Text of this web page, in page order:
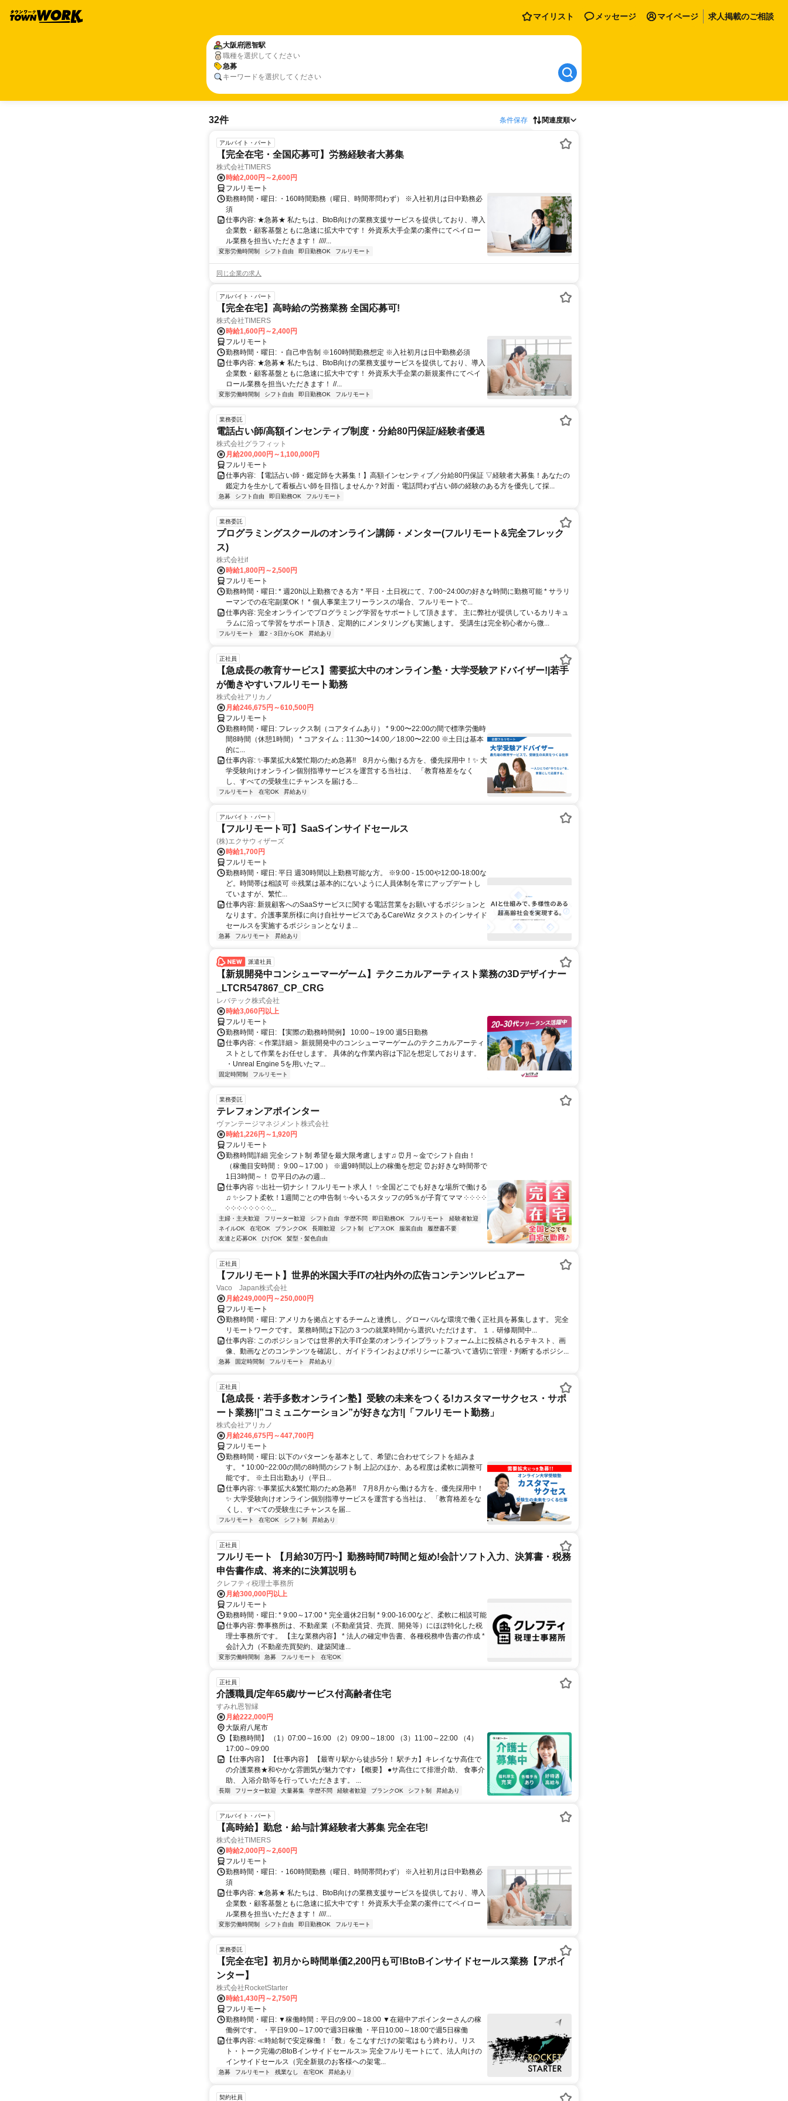
マイリスト メッセージ マイページ 求人掲載のご相談
大阪府恩智駅
職種を選択してください
急募
キーワードを選択してください
32件 条件保存 関連度順
アルバイト・パート
【完全在宅・全国応募可】労務経験者大募集
株式会社TIMERS
時給2,000円～2,600円
フルリモート
勤務時間・曜日: ・160時間勤務（曜日、時間帯問わず） ※入社初月は日中勤務必
須
仕事内容: ★急募★ 私たちは、BtoB向けの業務支援サービスを提供しており、導入
企業数・顧客基盤ともに急速に拡大中です！ 外資系大手企業の案件にてペイロー
ル業務を担当いただきます！ ////...
変形労働時間制 シフト自由 即日勤務OK フルリモート
同じ企業の求人
アルバイト・パート
【完全在宅】高時給の労務業務 全国応募可!
株式会社TIMERS
時給1,600円～2,400円
フルリモート
勤務時間・曜日: ・自己申告制 ※160時間勤務想定 ※入社初月は日中勤務必須
仕事内容: ★急募★ 私たちは、BtoB向けの業務支援サービスを提供しており、導入
企業数・顧客基盤ともに急速に拡大中です！ 外資系大手企業の新規案件にてペイ
ロール業務を担当いただきます！ //...
変形労働時間制 シフト自由 即日勤務OK フルリモート
業務委託
電話占い師/高額インセンティブ制度・分給80円保証/経験者優遇
株式会社グラフィット
月給200,000円～1,100,000円
フルリモート
仕事内容: 【電話占い師・鑑定師を大募集！】高額インセンティブ／分給80円保証 ▽経験者大募集！あなたの
鑑定力を生かして看板占い師を目指しませんか？対面・電話問わず占い師の経験のある方を優先して採...
急募 シフト自由 即日勤務OK フルリモート
業務委託
プログラミングスクールのオンライン講師・メンター(フルリモート&完全フレック
ス)
株式会社if
時給1,800円～2,500円
フルリモート
勤務時間・曜日: * 週20h以上勤務できる方 * 平日・土日祝にて、7:00~24:00の好きな時間に勤務可能 * サラリ
ーマンでの在宅副業OK！ * 個人事業主フリーランスの場合、フルリモートで...
仕事内容: 完全オンラインでプログラミング学習をサポートして頂きます。 主に弊社が提供しているカリキュ
ラムに沿って学習をサポート頂き、定期的にメンタリングも実施します。 受講生は完全初心者から微...
フルリモート 週2・3日からOK 昇給あり
正社員
【急成長の教育サービス】需要拡大中のオンライン塾・大学受験アドバイザー!|若手
が働きやすいフルリモート勤務
株式会社アリカノ
月給246,675円～610,500円
フルリモート
勤務時間・曜日: フレックス制（コアタイムあり） * 9:00〜22:00の間で標準労働時
間8時間（休憩1時間） * コアタイム：11:30〜14:00／18:00〜22:00 ※土日は基本
的に...
仕事内容: ✨️事業拡大&繁忙期のため急募!! 8月から働ける方を、優先採用中！✨️ 大
学受験向けオンライン個別指導サービスを運営する当社は、 「教育格差をなく
し、すべての受験生にチャンスを届ける...
フルリモート 在宅OK 昇給あり
アルバイト・パート
【フルリモート可】SaaSインサイドセールス
(株)エクサウィザーズ
時給1,700円
フルリモート
勤務時間・曜日: 平日 週30時間以上勤務可能な方。 ※9:00 - 15:00や12:00-18:00な
ど。時間帯は相談可 ※残業は基本的にないように人員体制を常にアップデートし
ていますが、繁忙...
仕事内容: 新規顧客へのSaaSサービスに関する電話営業をお願いするポジションと
なります。介護事業所様に向け自社サービスであるCareWiz タクストのインサイド
セールスを実施するポジションとなりま...
急募 フルリモート 昇給あり
派遣社員
【新規開発中コンシューマーゲーム】テクニカルアーティスト業務の3Dデザイナー
_LTCR547867_CP_CRG
レバテック株式会社
時給3,060円以上
フルリモート
勤務時間・曜日: 【実際の勤務時間例】 10:00～19:00 週5日勤務
仕事内容: ＜作業詳細＞ 新規開発中のコンシューマーゲームのテクニカルアーティ
ストとして作業をお任せします。 具体的な作業内容は下記を想定しております。
・Unreal Engine 5を用いたマ...
固定時間制 フルリモート
業務委託
テレフォンアポインター
ヴァンテージマネジメント株式会社
時給1,226円～1,920円
フルリモート
勤務時間詳細 完全シフト制 希望を最大限考慮します♫ ⏰月～金でシフト自由！
（稼働目安時間： 9:00～17:00 ） ※週9時間以上の稼働を想定 ⏰お好きな時間帯で
1日3時間～！ ⏰平日のみの週...
仕事内容 ✨出社一切ナシ！フルリモート求人！ ✨全国どこでも好きな場所で働ける
♫ ✨シフト柔軟！1週間ごとの申告制 ✨今いるスタッフの95％が子育てママ ༶ ༶ ༶ ༶
༶ ༶ ༶ ༶ ༶ ༶ ༶ ༶...
主婦・主夫歓迎 フリーター歓迎 シフト自由 学歴不問 即日勤務OK フルリモート
経験者歓迎
ネイルOK
在宅OK ブランクOK 長期歓迎 シフト制 ピアスOK 服装自由
履歴書不要
友達と応募OK
ひげOK 髪型・髪色自由
正社員
【フルリモート】世界的米国大手ITの社内外の広告コンテンツレビュアー
Vaco Japan株式会社
月給249,000円～250,000円
フルリモート
勤務時間・曜日: アメリカを拠点とするチームと連携し、グローバルな環境で働く正社員を募集します。 完全
リモートワークです。 業務時間は下記の３つの就業時間から選択いただけます。 １．研修期間中...
仕事内容: このポジションでは世界的大手IT企業のオンラインプラットフォーム上に投稿されるテキスト、画
像、動画などのコンテンツを確認し、ガイドラインおよびポリシーに基づいて適切に管理・判断するポジシ...
急募 固定時間制 フルリモート 昇給あり
正社員
【急成長・若手多数オンライン塾】受験の未来をつくる!カスタマーサクセス・サポ
ート業務!|”コミュニケーション”が好きな方!|「フルリモート勤務」
株式会社アリカノ
月給246,675円～447,700円
フルリモート
勤務時間・曜日: 以下のパターンを基本として、希望に合わせてシフトを組みま
す。 * 10:00~22:00の間の8時間のシフト制 上記のほか、ある程度は柔軟に調整可
能です。 ※土日出勤あり（平日...
仕事内容: ✨️事業拡大&繁忙期のため急募!! 7月8月から働ける方を、優先採用中！
✨️ 大学受験向けオンライン個別指導サービスを運営する当社は、 「教育格差をな
くし、すべての受験生にチャンスを届...
フルリモート 在宅OK シフト制 昇給あり
正社員
フルリモート 【月給30万円~】勤務時間7時間と短め!会計ソフト入力、決算書・税務
申告書作成、将来的に決算説明も
クレフティ税理士事務所
月給300,000円以上
フルリモート
勤務時間・曜日: * 9:00～17:00 * 完全週休2日制 * 9:00-16:00など、柔軟に相談可能
仕事内容: 弊事務所は、不動産業（不動産賃貸、売買、開発等）にほぼ特化した税
理士事務所です。 【主な業務内容】 * 法人の確定申告書、各種税務申告書の作成 *
会計入力（不動産売買契約、建築関連...
変形労働時間制 急募 フルリモート 在宅OK
正社員
介護職員/定年65歳/サービス付高齢者住宅
すみれ恩智縁
月給222,000円
大阪府八尾市
【勤務時間】 （1）07:00～16:00 （2）09:00～18:00 （3）11:00～22:00 （4）
17:00～09:00
【仕事内容】 【仕事内容】 【最寄り駅から徒歩5分！ 駅チカ】キレイなサ高住で
の介護業務★和やかな雰囲気が魅力です♪ 【概要】 ●サ高住にて排泄介助、 食事介
助、 入浴介助等を行っていただきます。 ...
長期 フリーター歓迎 大量募集 学歴不問 経験者歓迎 ブランクOK シフト制 昇給あり
アルバイト・パート
【高時給】勤怠・給与計算経験者大募集 完全在宅!
株式会社TIMERS
時給2,000円～2,600円
フルリモート
勤務時間・曜日: ・160時間勤務（曜日、時間帯問わず） ※入社初月は日中勤務必
須
仕事内容: ★急募★ 私たちは、BtoB向けの業務支援サービスを提供しており、導入
企業数・顧客基盤ともに急速に拡大中です！ 外資系大手企業の案件にてペイロー
ル業務を担当いただきます！ ////...
変形労働時間制 シフト自由 即日勤務OK フルリモート
業務委託
【完全在宅】初月から時間単価2,200円も可!BtoBインサイドセールス業務【アポイ
ンター】
株式会社RocketStarter
時給1,430円～2,750円
フルリモート
勤務時間・曜日: ▼稼働時間：平日の9:00～18:00 ▼在籍中アポインターさんの稼
働例です。 ・平日9:00～17:00で週3日稼働 ・平日10:00～18:00で週5日稼働
仕事内容: ≪時給制で安定稼働！「数」をこなすだけの架電はもう終わり。リス
ト・トーク完備のBtoBインサイドセールス≫ 完全フルリモートにて、法人向けの
インサイドセールス（完全新規のお客様への架電...
急募 フルリモート 残業なし 在宅OK 昇給あり
契約社員